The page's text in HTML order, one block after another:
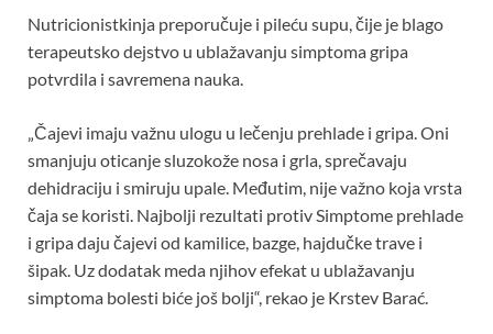
Nutricionistkinja preporučuje i pileću supu, čije je blago
terapeutsko dejstvo u ublažavanju simptoma gripa
potvrdila i savremena nauka.
„Čajevi imaju važnu ulogu u lečenju prehlade i gripa. Oni
smanjuju oticanje sluzokože nosa i grla, sprečavaju
dehidraciju i smiruju upale. Međutim, nije važno koja vrsta
čaja se koristi. Najbolji rezultati protiv Simptome prehlade
i gripa daju čajevi od kamilice, bazge, hajdučke trave i
šipak. Uz dodatak meda njihov efekat u ublažavanju
simptoma bolesti biće još bolji“, rekao je Krstev Barać.